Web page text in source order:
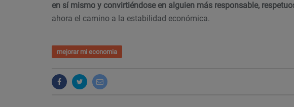
en sí mismo y convirtiéndose en alguien más responsable,
ahora el camino a la estabilidad económica.
mejorar mi economia